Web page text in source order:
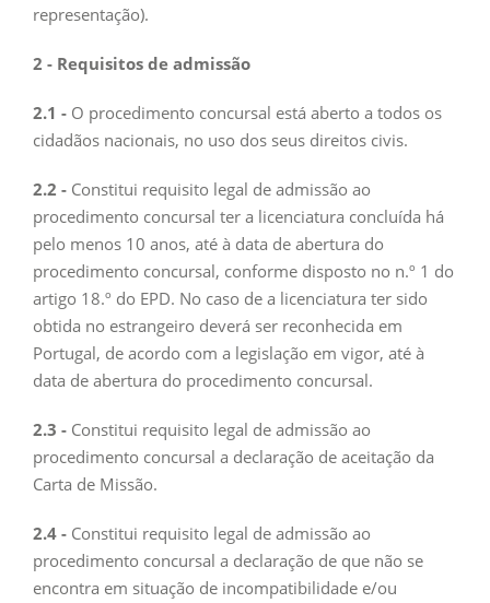
representação).
2 - Requisitos de admissão
2.1 - O procedimento concursal está aberto a todos os
cidadãos nacionais, no uso dos seus direitos civis.
2.2 - Constitui requisito legal de admissão ao
procedimento concursal ter a licenciatura concluída há
pelo menos 10 anos, até à data de abertura do
procedimento concursal, conforme disposto no n.º 1 do
artigo 18.º do EPD. No caso de a licenciatura ter sido
obtida no estrangeiro deverá ser reconhecida em
Portugal, de acordo com a legislação em vigor, até à
data de abertura do procedimento concursal.
2.3 - Constitui requisito legal de admissão ao
procedimento concursal a declaração de aceitação da
Carta de Missão.
2.4 - Constitui requisito legal de admissão ao
procedimento concursal a declaração de que não se
encontra em situação de incompatibilidade e/ou